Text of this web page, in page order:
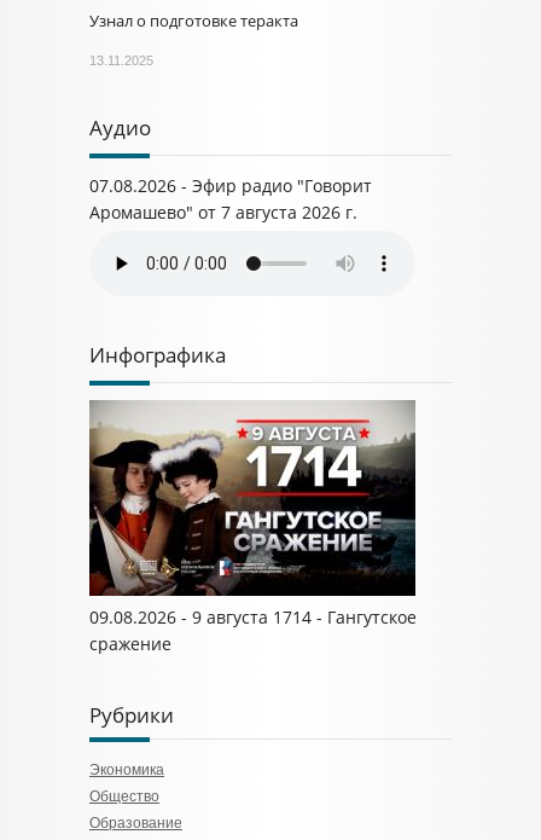
Узнал о подготовке теракта
13.11.2025
Аудио
07.08.2026 - Эфир радио "Говорит
Аромашево" от 7 августа 2026 г.
Инфографика
09.08.2026 - 9 августа 1714 - Гангутское
сражение
Рубрики
Экономика
Общество
Образование